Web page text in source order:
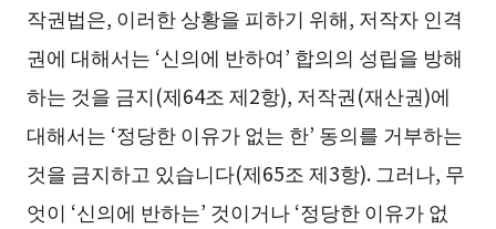
작권법은, 이러한 상황을 피하기 위해, 저작자 인격
권에 대해서는 ‘신의에 반하여’ 합의의 성립을 방해
하는 것을 금지(제64조 제2항), 저작권(재산권)에
대해서는 ‘정당한 이유가 없는 한’ 동의를 거부하는
것을 금지하고 있습니다(제65조 제3항). 그러나, 무
엇이 ‘신의에 반하는’ 것이거나 ‘정당한 이유가 없